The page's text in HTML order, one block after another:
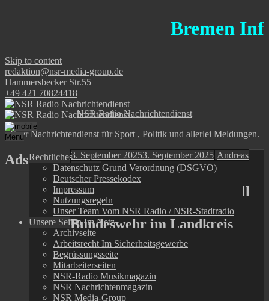
Bremen
Skip to content
redaktion@nsr-media-group.de
Hammersbecker Str.55
+49 421 70824418
Menu
Rechtliches
Datenschutz Grund Verordnung (DSGVO)
Deutscher Pressekodex
Impressum
Nutzungsregeln
Unser Team Vom NSR Radio / NSR-Stadtradio
Unsere Seiten Im Netz
Archivseite
Arbeitsrecht Im Sicherheitsgewerbe
Begrüssungsseite
Mitarbeiterseiten
NSR-Radio Musikmagazin
NSR Nachrichtenmagazin
NSR Media-Group
NSR Radio Nachrichtendienst
Euer Nachrichtendienst für Sport , Politik und allerlei Meldungen.
3. September 20253. September 2025 Andreas
Bremen
POL-VER: Überschall-Knall
durch Flugzeug der
Bundeswehr im Landkreis
Verden
Listen to this article
Landkreis Verden(ots)
Ads